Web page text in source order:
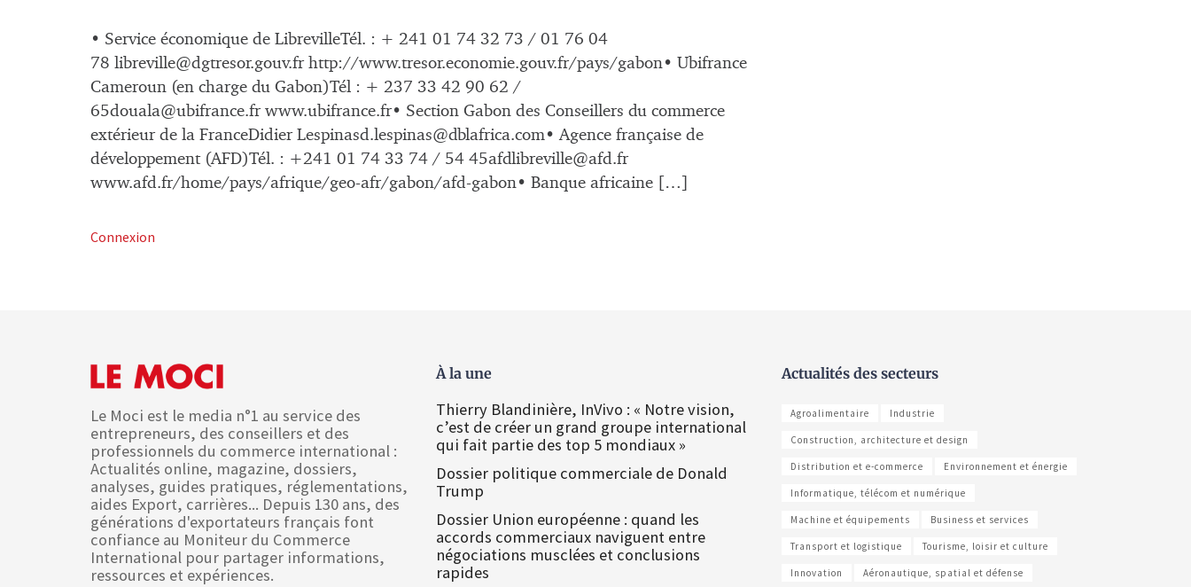
• Service économique de LibrevilleTél. : + 241 01 74 32 73 / 01 76 04
78 libreville@dgtresor.gouv.frhttp://www.tresor.economie.gouv.fr/pays/gabon• Ubifrance
Cameroun (en charge du Gabon)Tél : + 237 33 42 90 62 /
65douala@ubifrance.frwww.ubifrance.fr• Section Gabon des Conseillers du commerce
extérieur de la FranceDidier Lespinasd.lespinas@dblafrica.com• Agence française de
développement (AFD)Tél. : +241 01 74 33 74 / 54 45afdlibreville@afd.fr
www.afd.fr/home/pays/afrique/geo-afr/gabon/afd-gabon• Banque africaine […]
Connexion
Le Moci est le media n°1 au service des
entrepreneurs, des conseillers et des
professionnels du commerce international :
Actualités online, magazine, dossiers,
analyses, guides pratiques, réglementations,
aides Export, carrières... Depuis 130 ans, des
générations d'exportateurs français font
confiance au Moniteur du Commerce
International pour partager informations,
ressources et expériences.
À la une
Thierry Blandinière, InVivo : « Notre vision,
c’est de créer un grand groupe international
qui fait partie des top 5 mondiaux »
Dossier politique commerciale de Donald
Trump
Dossier Union européenne : quand les
accords commerciaux naviguent entre
négociations musclées et conclusions
rapides
Actualités des secteurs
Agroalimentaire Industrie
Construction, architecture et design
Distribution et e-commerce Environnement et énergie
Informatique, télécom et numérique
Machine et équipements Business et services
Transport et logistique Tourisme, loisir et culture
Innovation Aéronautique, spatial et défense